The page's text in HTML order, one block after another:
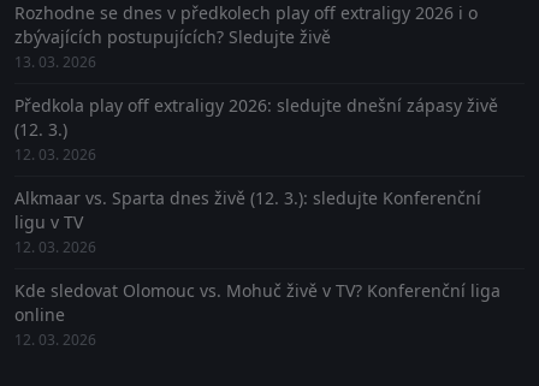
Rozhodne se dnes v předkolech play off extraligy 2026 i o
zbývajících postupujících? Sledujte živě
13. 03. 2026
Předkola play off extraligy 2026: sledujte dnešní zápasy živě
(12. 3.)
12. 03. 2026
Alkmaar vs. Sparta dnes živě (12. 3.): sledujte Konferenční
ligu v TV
12. 03. 2026
Kde sledovat Olomouc vs. Mohuč živě v TV? Konferenční liga
online
12. 03. 2026